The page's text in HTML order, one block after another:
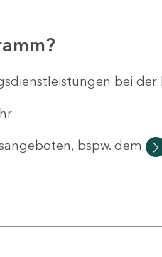
bei
bspw. dem